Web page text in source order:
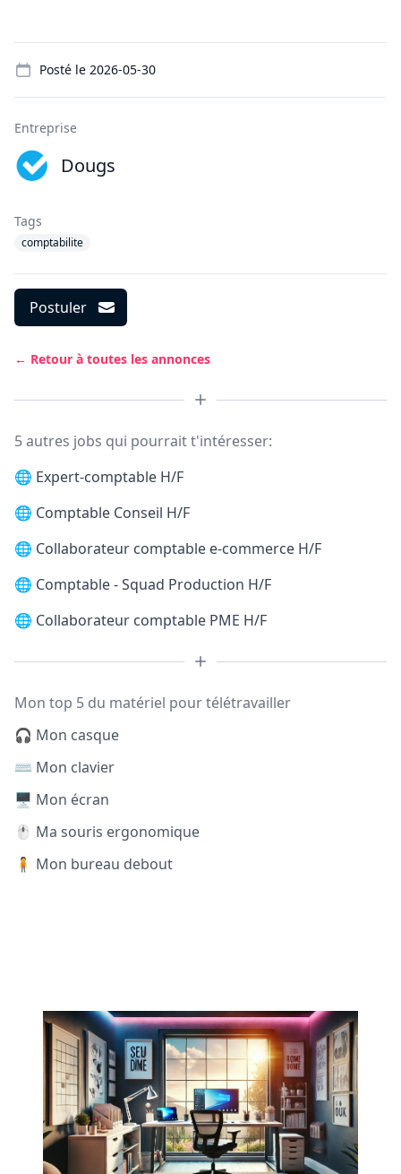
Posté le 2026-05-30
Entreprise
Dougs
Tags
comptabilite
Postuler
← Retour à toutes les annonces
5 autres jobs qui pourrait t'intéresser:
🌐 Expert-comptable H/F
🌐 Comptable Conseil H/F
🌐 Collaborateur comptable e-commerce H/F
🌐 Comptable - Squad Production H/F
🌐 Collaborateur comptable PME H/F
Mon top 5 du matériel pour télétravailler
🎧 Mon casque
⌨️ Mon clavier
🖥️ Mon écran
🖱️ Ma souris ergonomique
🧍 Mon bureau debout